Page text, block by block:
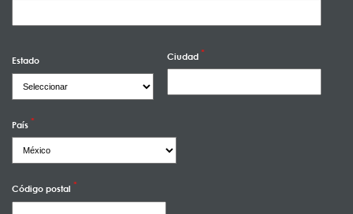
Estado Ciudad
País
Código postal